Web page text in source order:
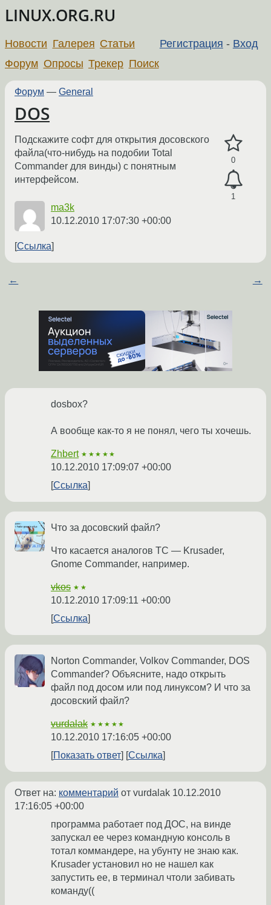
LINUX.ORG.RU
Регистрация - Вход
Новости Галерея Статьи
Форум Опросы Трекер Поиск
Форум — General
DOS
0
1
Подскажите софт для открытия досовского
файла(что-нибудь на подобии Total
Commander для винды) с понятным
интерфейсом.
ma3k
10.12.2010 17:07:30 +00:00
Ссылка
← →
dosbox?
А вообще как-то я не понял, чего ты хочешь.
Zhbert ★★★★★
10.12.2010 17:09:07 +00:00
Ссылка
Что за досовский файл?
Что касается аналогов TC — Krusader,
Gnome Commander, например.
vkos ★★
10.12.2010 17:09:11 +00:00
Ссылка
Norton Commander, Volkov Commander, DOS
Commander? Объясните, надо открыть
файл под досом или под линуксом? И что за
досовский файл?
vurdalak ★★★★★
10.12.2010 17:16:05 +00:00
Показать ответ
Ссылка
Ответ на: комментарий от vurdalak 10.12.2010
17:16:05 +00:00
программа работает под ДОС, на винде
запускал ее через командную консоль в
тотал коммандере, на убунту не знаю как.
Krusader установил но не нашел как
запустить ее, в терминал чтоли забивать
команду((